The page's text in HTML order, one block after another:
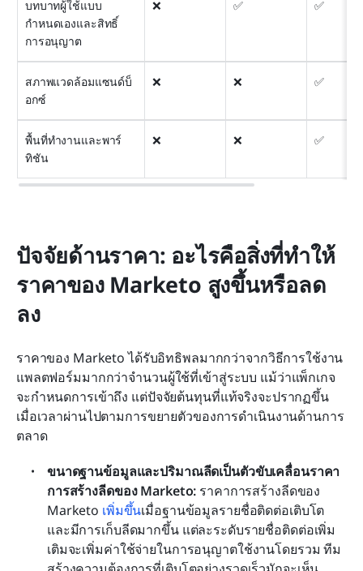
บทบาทผู้ใช้แบบ
กำหนดเองและสิทธิ์
การอนุญาต
❌ ✅ ✅
สภาพแวดล้อมแซนด์บ็
อกซ์
❌ ❌ ✅
พื้นที่ทำงานและพาร์
ทิชัน
❌ ❌ ✅
ปัจจัยด้านราคา: อะไรคือสิ่งที่ทำให้
ราคาของ Marketo สูงขึ้นหรือลด
ลง
ราคาของ Marketo ได้รับอิทธิพลมากกว่าจากวิธีการใช้งาน
แพลตฟอร์มมากกว่าจำนวนผู้ใช้ที่เข้าสู่ระบบ แม้ว่าแพ็กเกจ
จะกำหนดการเข้าถึง แต่ปัจจัยต้นทุนที่แท้จริงจะปรากฏขึ้น
เมื่อเวลาผ่านไปตามการขยายตัวของการดำเนินงานด้านการ
ตลาด
ขนาดฐานข้อมูลและปริมาณลีดเป็นตัวขับเคลื่อนราคา
การสร้างลีดของ Marketo: ราคาการสร้างลีดของ
Marketo เพิ่มขึ้นเมื่อฐานข้อมูลรายชื่อติดต่อเติบโต
และมีการเก็บลีดมากขึ้น แต่ละระดับรายชื่อติดต่อเพิ่ม
เติมจะเพิ่มค่าใช้จ่ายในการอนุญาตใช้งานโดยรวม ทีม